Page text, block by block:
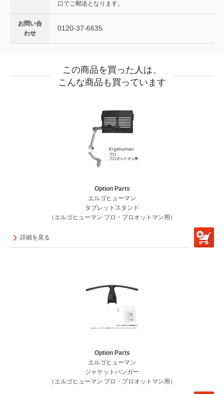
口でご郵送となります。
お問い合
わせ
0120-37-6635
この商品を買った人は、
こんな商品も買っています
Option Parts
エルゴヒューマン
タブレットスタンド
（エルゴヒューマン プロ・プロオットマン用）
詳細を見る
Option Parts
エルゴヒューマン
ジャケットハンガー
（エルゴヒューマン プロ・プロオットマン用）